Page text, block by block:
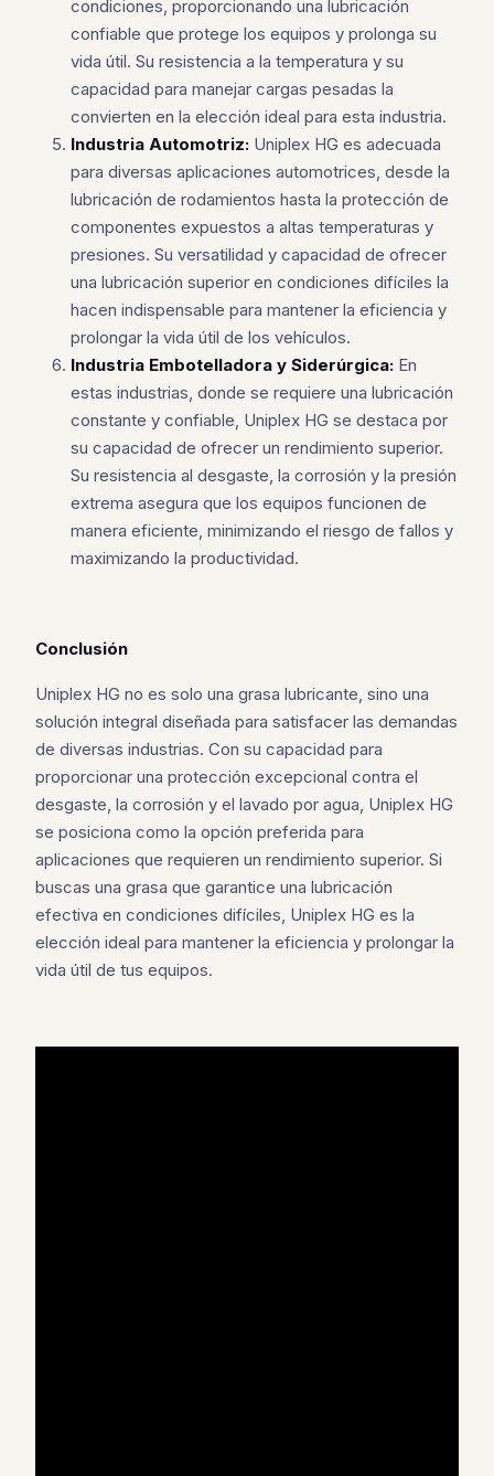
condiciones, proporcionando una lubricación
confiable que protege los equipos y prolonga su
vida útil. Su resistencia a la temperatura y su
capacidad para manejar cargas pesadas la
convierten en la elección ideal para esta industria.
Industria Automotriz: Uniplex HG es adecuada
para diversas aplicaciones automotrices, desde la
lubricación de rodamientos hasta la protección de
componentes expuestos a altas temperaturas y
presiones. Su versatilidad y capacidad de ofrecer
una lubricación superior en condiciones difíciles la
hacen indispensable para mantener la eficiencia y
prolongar la vida útil de los vehículos.
Industria Embotelladora y Siderúrgica: En
estas industrias, donde se requiere una lubricación
constante y confiable, Uniplex HG se destaca por
su capacidad de ofrecer un rendimiento superior.
Su resistencia al desgaste, la corrosión y la presión
extrema asegura que los equipos funcionen de
manera eficiente, minimizando el riesgo de fallos y
maximizando la productividad.
Conclusión
Uniplex HG no es solo una grasa lubricante, sino una
solución integral diseñada para satisfacer las demandas
de diversas industrias. Con su capacidad para
proporcionar una protección excepcional contra el
desgaste, la corrosión y el lavado por agua, Uniplex HG
se posiciona como la opción preferida para
aplicaciones que requieren un rendimiento superior. Si
buscas una grasa que garantice una lubricación
efectiva en condiciones difíciles, Uniplex HG es la
elección ideal para mantener la eficiencia y prolongar la
vida útil de tus equipos.